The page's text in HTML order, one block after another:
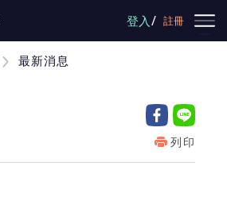
登入/ 註冊
最新消息
列印